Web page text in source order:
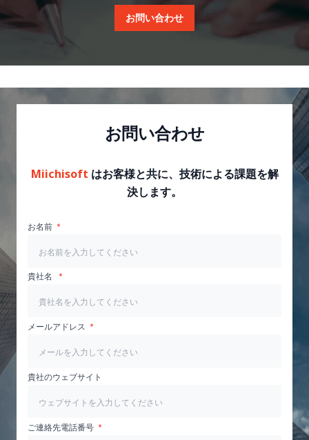
お問い合わせ
お問い合わせ
Miichisoft はお客様と共に、技術による課題を解
決します。
お名前
貴社名
メールアドレス
貴社のウェブサイト
ご連絡先電話番号